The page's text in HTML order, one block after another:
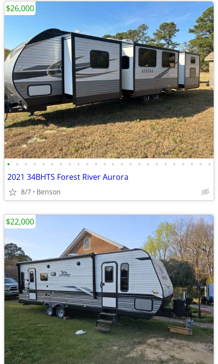
• • • • • • • • • • • • • • • • • • • • • • • •
2021 34BHTS Forest River Aurora
8/7 Benson
$26,000
$22,000